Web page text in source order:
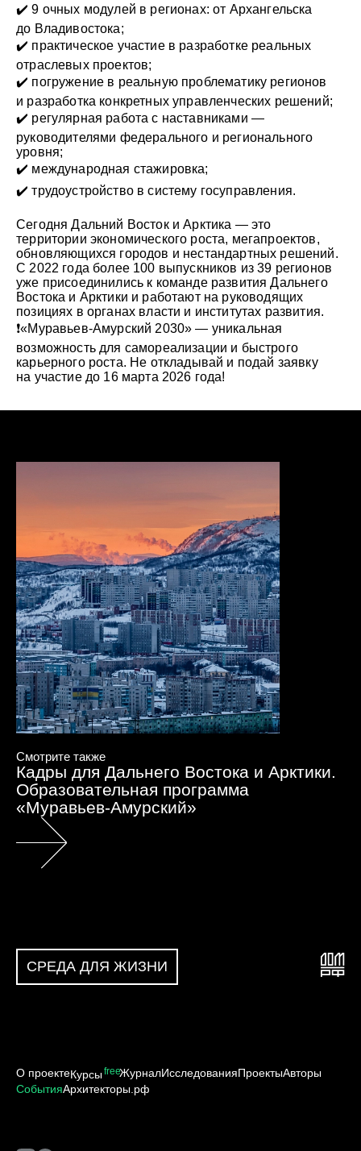
✔️ 9 очных модулей в регионах: от Архангельска
до Владивостока;
✔️ практическое участие в разработке реальных
отраслевых проектов;
✔️ погружение в реальную проблематику регионов
и разработка конкретных управленческих решений;
✔️ регулярная работа с наставниками —
руководителями федерального и регионального
уровня;
✔️ международная стажировка;
✔️ трудоустройство в систему госуправления.
Сегодня Дальний Восток и Арктика — это
территории экономического роста, мегапроектов,
обновляющихся городов и нестандартных решений.
С 2022 года более 100 выпускников из 39 регионов
уже присоединились к команде развития Дальнего
Востока и Арктики и работают на руководящих
позициях в органах власти и институтах развития.
❗️«Муравьев-Амурский 2030» — уникальная
возможность для самореализации и быстрого
карьерного роста. Не откладывай и подай заявку
на участие до 16 марта 2026 года!
Смотрите также
Кадры для Дальнего Востока и Арктики.
Образовательная программа
«Муравьев-Амурский»
СРЕДА ДЛЯ ЖИЗНИ
О проектеКурсыfreeЖурналИсследованияПроектыАвторы
СобытияАрхитекторы.рф